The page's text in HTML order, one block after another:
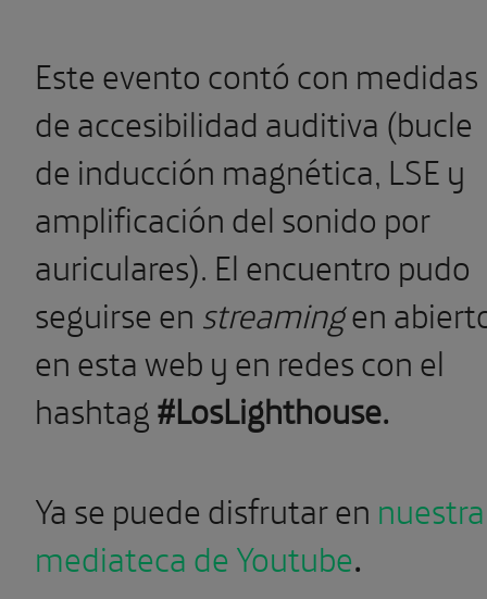
Este evento contó con medidas
de accesibilidad auditiva (bucle
de inducción magnética, LSE y
amplificación del sonido por
auriculares). El encuentro pudo
seguirse en streamingen
en esta web y en redes con el
hashtag#LosLighthouse.
Ya se puede disfrutar en nuestra
mediateca de Youtube.